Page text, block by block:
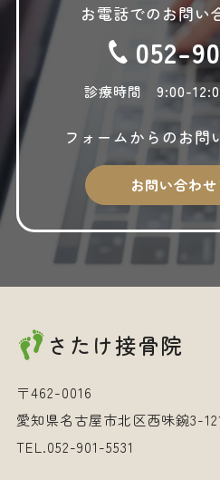
2025年7月
2025年6月
2025年5月
2025年3月
2025年2月
2024年12月
2024年8月
2024年6月
お電話でのお問い
052-
診療時間 9:00-
フォームからの お問
お問い合わ
さたけ接骨院
〒462-0016
愛知県名古屋市北区西味鋺3-
TEL.052-901-5531